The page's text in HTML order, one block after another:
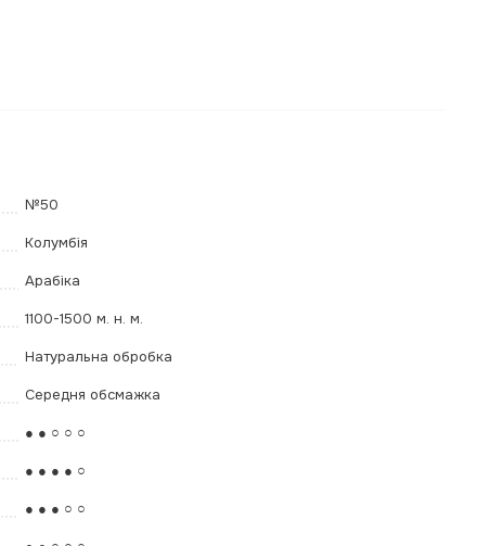
№50
Колумбія
Арабіка
1100-1500 м. н. м.
Натуральна обробка
Середня обсмажка
● ● ○ ○ ○
● ● ● ● ○
● ● ● ○ ○